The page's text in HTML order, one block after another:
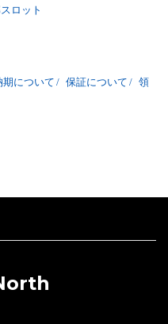
ロット
期について/ 保証について / 領